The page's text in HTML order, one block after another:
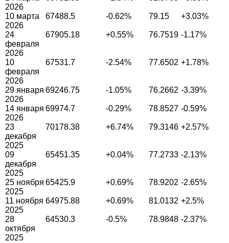
2026
10 марта
2026
67488.5 -0.62% 79.15 +3.03%
24
февраля
2026
67905.18 +0.55% 76.7519 -1.17%
10
февраля
2026
67531.7 -2.54% 77.6502 +1.78%
29 января
2026
69246.75 -1.05% 76.2662 -3.39%
14 января
2026
69974.7 -0.29% 78.8527 -0.59%
23
декабря
2025
70178.38 +6.74% 79.3146 +2.57%
09
декабря
2025
65451.35 +0.04% 77.2733 -2.13%
25 ноября
2025
65425.9 +0.69% 78.9202 -2.65%
11 ноября
2025
64975.88 +0.69% 81.0132 +2.5%
28
октября
2025
64530.3 -0.5% 78.9848 -2.37%